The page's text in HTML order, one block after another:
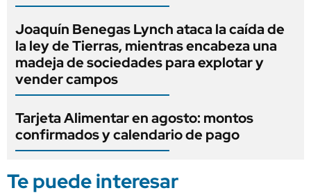
Joaquín Benegas Lynch ataca la caída de
la ley de Tierras, mientras encabeza una
madeja de sociedades para explotar y
vender campos
Tarjeta Alimentar en agosto: montos
confirmados y calendario de pago
Te puede interesar